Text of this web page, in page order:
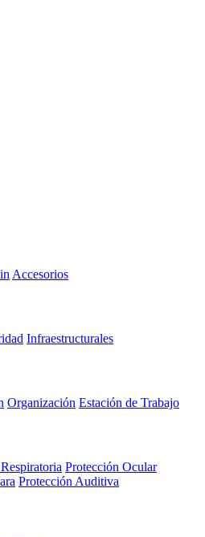
Accesorios
Infraestructurales
Organización Estación de Trabajo
Protección Ocular
Protección Auditiva